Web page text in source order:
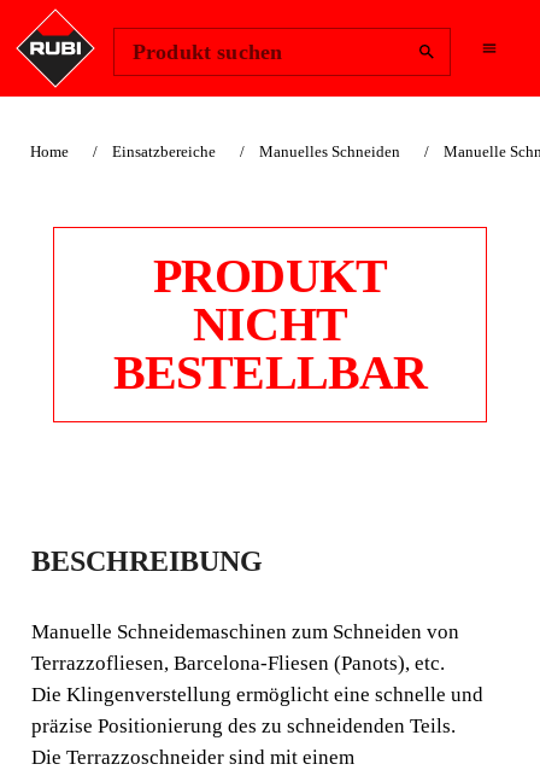
Produkt suchen
Home Einsatzbereiche Manuelles Schneiden Manuelle
PRODUKT
NICHT
BESTELLBAR
TERAZZOSCHNEIDE
R T-41
Manuelle Schneidemaschinen zum Schneiden von
Terrazzofliesen, Barcelona-Fliesen (Panots), etc. Die
Klingenverstellung ermöglicht eine schnelle und präzise
Positionierung des zu schneidenden Teils.
BESCHREIBUNG
Manuelle Schneidemaschinen zum Schneiden von
Terrazzofliesen, Barcelona-Fliesen (Panots), etc.
Die Klingenverstellung ermöglicht eine schnelle und
präzise Positionierung des zu schneidenden Teils.
Die Terrazzoschneider sind mit einem